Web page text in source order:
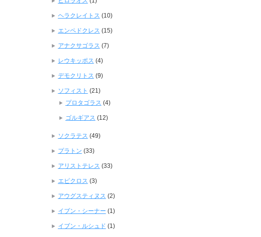
ヘラクレイトス (10)
エンペドクレス (15)
アナクサゴラス (7)
レウキッポス (4)
デモクリトス (9)
ソフィスト (21)
プロタゴラス (4)
ゴルギアス (12)
ソクラテス (49)
プラトン (33)
アリストテレス (33)
エピクロス (3)
アウグスティヌス (2)
イブン・シーナー (1)
イブン・ルシュド (1)